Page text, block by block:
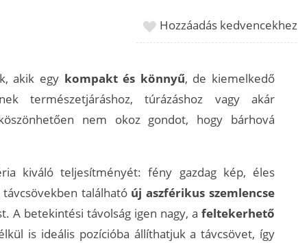
Hozzáadás kedvencekhez
akik egy kompakt és könnyű, de kiemelkedő
természetjáráshoz, túrázáshoz vagy akár
nem okoz gondot, hogy bárhová
kiváló teljesítményét: fény gazdag kép, éles
található új aszférikus szemlencse
A betekintési távolság igen nagy, a feltekerhető
is ideális pozícióba állíthatjuk a távcsövet, így